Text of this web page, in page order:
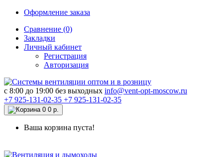
Оформление заказа
Сравнение (0)
Закладки
Личный кабинет
Регистрация
Авторизация
c 8:00 до 19:00 без выходных info@vent-opt-moscow.ru
+7 925-131-02-35 +7 925-131-02-35
0 0 р.
Ваша корзина пуста!